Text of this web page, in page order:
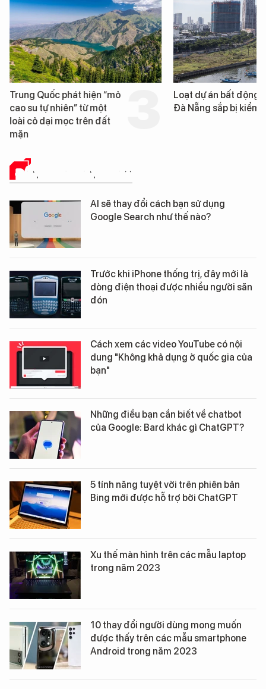
Trung Quốc phát hiện “mỏ
cao su tự nhiên” từ một
loài cỏ dại mọc trên đất
mặn
Loạt dự án bất động
Đà Nẵng sắp bị kiểm
ĐÁNH GIÁ SẢN PHẨM
AI sẽ thay đổi cách bạn sử dụng
Google Search như thế nào?
Trước khi iPhone thống trị, đây mới là
dòng điện thoại được nhiều người săn
đón
Cách xem các video YouTube có nội
dung "Không khả dụng ở quốc gia của
bạn"
Những điều bạn cần biết về chatbot
của Google: Bard khác gì ChatGPT?
5 tính năng tuyệt vời trên phiên bản
Bing mới được hỗ trợ bởi ChatGPT
Xu thế màn hình trên các mẫu laptop
trong năm 2023
10 thay đổi người dùng mong muốn
được thấy trên các mẫu smartphone
Android trong năm 2023